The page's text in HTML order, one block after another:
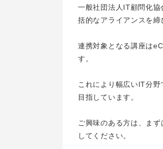
一般社団法人IT顧問化
括的なアライアンスを締
連携対象となる講座は
す。
これにより幅広いIT分
目指しています。
ご興味のある方は、ま
してください。